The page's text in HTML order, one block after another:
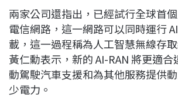
兩家公司還指出，已經試行全球首
電信網路，這一網路可以同時運行
載，這一過程稱為人工智慧無線存取
黃仁勳表示，新的 AI-RAN 將更適
動駕駛汽車支援和為其他服務提供
少電力。